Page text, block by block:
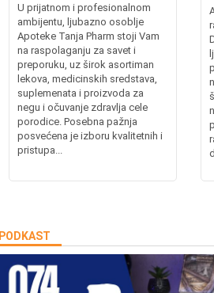
U prijatnom i profesionalnom
ambijentu, ljubazno osoblje
Apoteke Tanja Pharm stoji Vam
na raspolaganju za savet i
preporuku, uz širok asortiman
lekova, medicinskih sredstava,
suplemenata i proizvoda za
negu i očuvanje zdravlja cele
porodice. Posebna pažnja
posvećena je izboru kvalitetnih i
pristupa...
PODKAST